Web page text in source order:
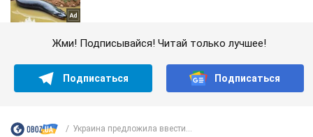
Жми! Подписывайся! Читай только лучшее!
Подписаться Подписаться
Украина предложила ввести...